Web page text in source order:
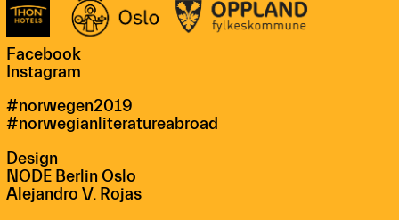
Facebook
Instagram
#norwegen2019
#norwegianliteratureabroad
Design
NODE Berlin Oslo
Alejandro V. Rojas